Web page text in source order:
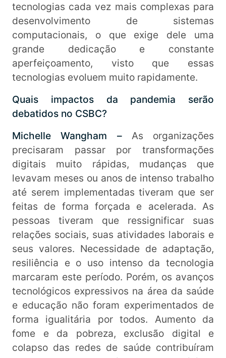
tecnologias cada vez mais complexas para
desenvolvimento de sistemas
computacionais, o que exige dele uma
grande dedicação e constante
aperfeiçoamento, visto que essas
tecnologias evoluem muito rapidamente.
Quais impactos da pandemia serão
debatidos no CSBC?
Michelle Wangham – As organizações
precisaram passar por transformações
digitais muito rápidas, mudanças que
levavam meses ou anos de intenso trabalho
até serem implementadas tiveram que ser
feitas de forma forçada e acelerada. As
pessoas tiveram que ressignificar suas
relações sociais, suas atividades laborais e
seus valores. Necessidade de adaptação,
resiliência e o uso intenso da tecnologia
marcaram este período. Porém, os avanços
tecnológicos expressivos na área da saúde
e educação não foram experimentados de
forma igualitária por todos. Aumento da
fome e da pobreza, exclusão digital e
colapso das redes de saúde contribuíram